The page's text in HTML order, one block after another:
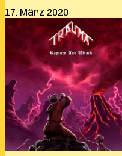
17. März 2020